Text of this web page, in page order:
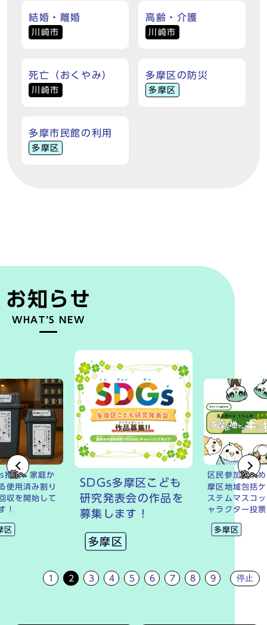
結婚・離婚
川崎市
高齢・介護
川崎市
死亡（おくやみ）
川崎市
多摩区の防災
多摩区
多摩市民館の利用
多摩区
お知らせ
WHAT’S NEW
前へ
推進、家庭か
使用済み割り
収を開始して
！
区
SDGs多摩区こども
研究発表会の作品を
募集します！
多摩区
区民参加で決
摩区地域包括
ステムマスコ
ャラクター投票
多摩区
次へ
1 2 3 4 5 6 7 8 9 停止